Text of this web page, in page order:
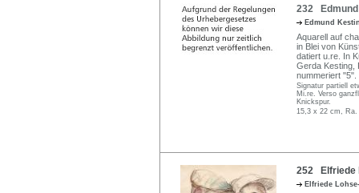
232 Edmund
Edmund
Aquarell auf
in Blei von
datiert u.re. In
Gerda Kesting,
nummeriert
Signatur partiell
Mi.re. Verso
Knickspur.
15,3 x 22 cm,
252 Elfriede
Elfriede